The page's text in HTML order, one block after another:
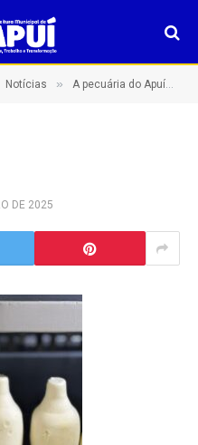
Notícias » A pecuária do Apuí em crescimento – ASPROLEIP impulsiona a produção leiteira e consolida Apuí como referência regional
DE 2025